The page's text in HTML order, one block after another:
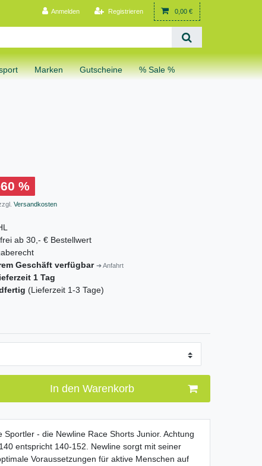
Anmelden Registrieren 0,00 €
Marken Gutscheine % Sale %
%
Versandkosten
ab 30,- € Bestellwert
Geschäft verfügbar ➔ Anfahrt
1 Tag
(Lieferzeit 1-3 Tage)
In den Warenkorb
Sportler - die Newline Race Shorts Junior. Achtung
entspricht 140-152. Newline sorgt mit seiner
Voraussetzungen für aktive Menschen auf